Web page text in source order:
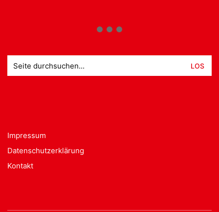
nach:
Impressum
Datenschutzerklärung
Kontakt